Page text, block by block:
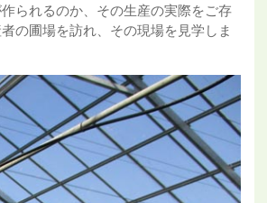
られるのか、その生産の実際をご存
の圃場を訪れ、その現場を見学しま